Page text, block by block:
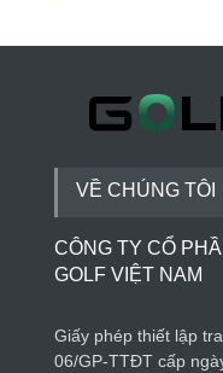
Thành
Phong
VỀ CHÚNG TÔI
CÔNG TY CỔ
GOLF VIỆT NAM
Giấy phép thiết lập
06/GP-TTĐT cấp